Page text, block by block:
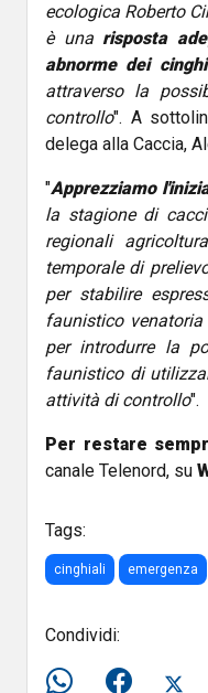
ecologica Roberto
è unarisposta
abnorme dei
attraverso la
controllo". A
delega alla Caccia,
"Apprezziamo
la stagione di
regionali
temporale di
per stabilire
faunistico
per introdurre la
faunistico di
attività di controllo".
Per restare
canale Telenord, su
Tags:
cinghiali emergenza
Condividi: